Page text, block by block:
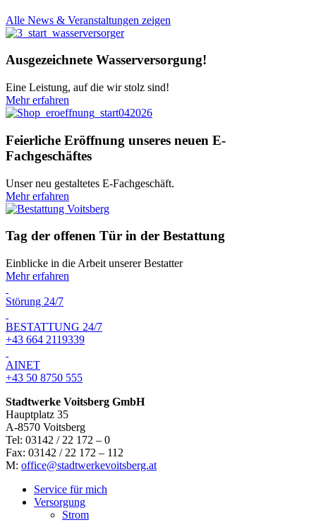
Alle News & Veranstaltungen zeigen
Ausgezeichnete Wasserversorgung!
Eine Leistung, auf die wir stolz sind!
Mehr erfahren
Feierliche Eröffnung unseres neuen E-
Fachgeschäftes
Unser neu gestaltetes E-Fachgeschäft.
Mehr erfahren
Tag der offenen Tür in der Bestattung
Einblicke in die Arbeit unserer Bestatter
Mehr erfahren
Störung 24/7
BESTATTUNG 24/7
+43 664 2119339
AINET
+43 50 8750 555
Stadtwerke Voitsberg GmbH
Hauptplatz 35
A-8570 Voitsberg
Tel: 03142 / 22 172 – 0
Fax: 03142 / 22 172 – 112
M: office@stadtwerkevoitsberg.at
Service für mich
Versorgung
Strom